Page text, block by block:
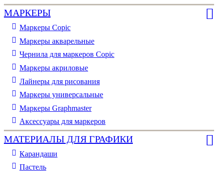
МАРКЕРЫ
Маркеры Copic
Маркеры акварельные
Чернила для маркеров Copic
Маркеры акриловые
Лайнеры для рисования
Маркеры универсальные
Маркеры Graphmaster
Аксессуары для маркеров
МАТЕРИАЛЫ ДЛЯ ГРАФИКИ
Карандаши
Пастель